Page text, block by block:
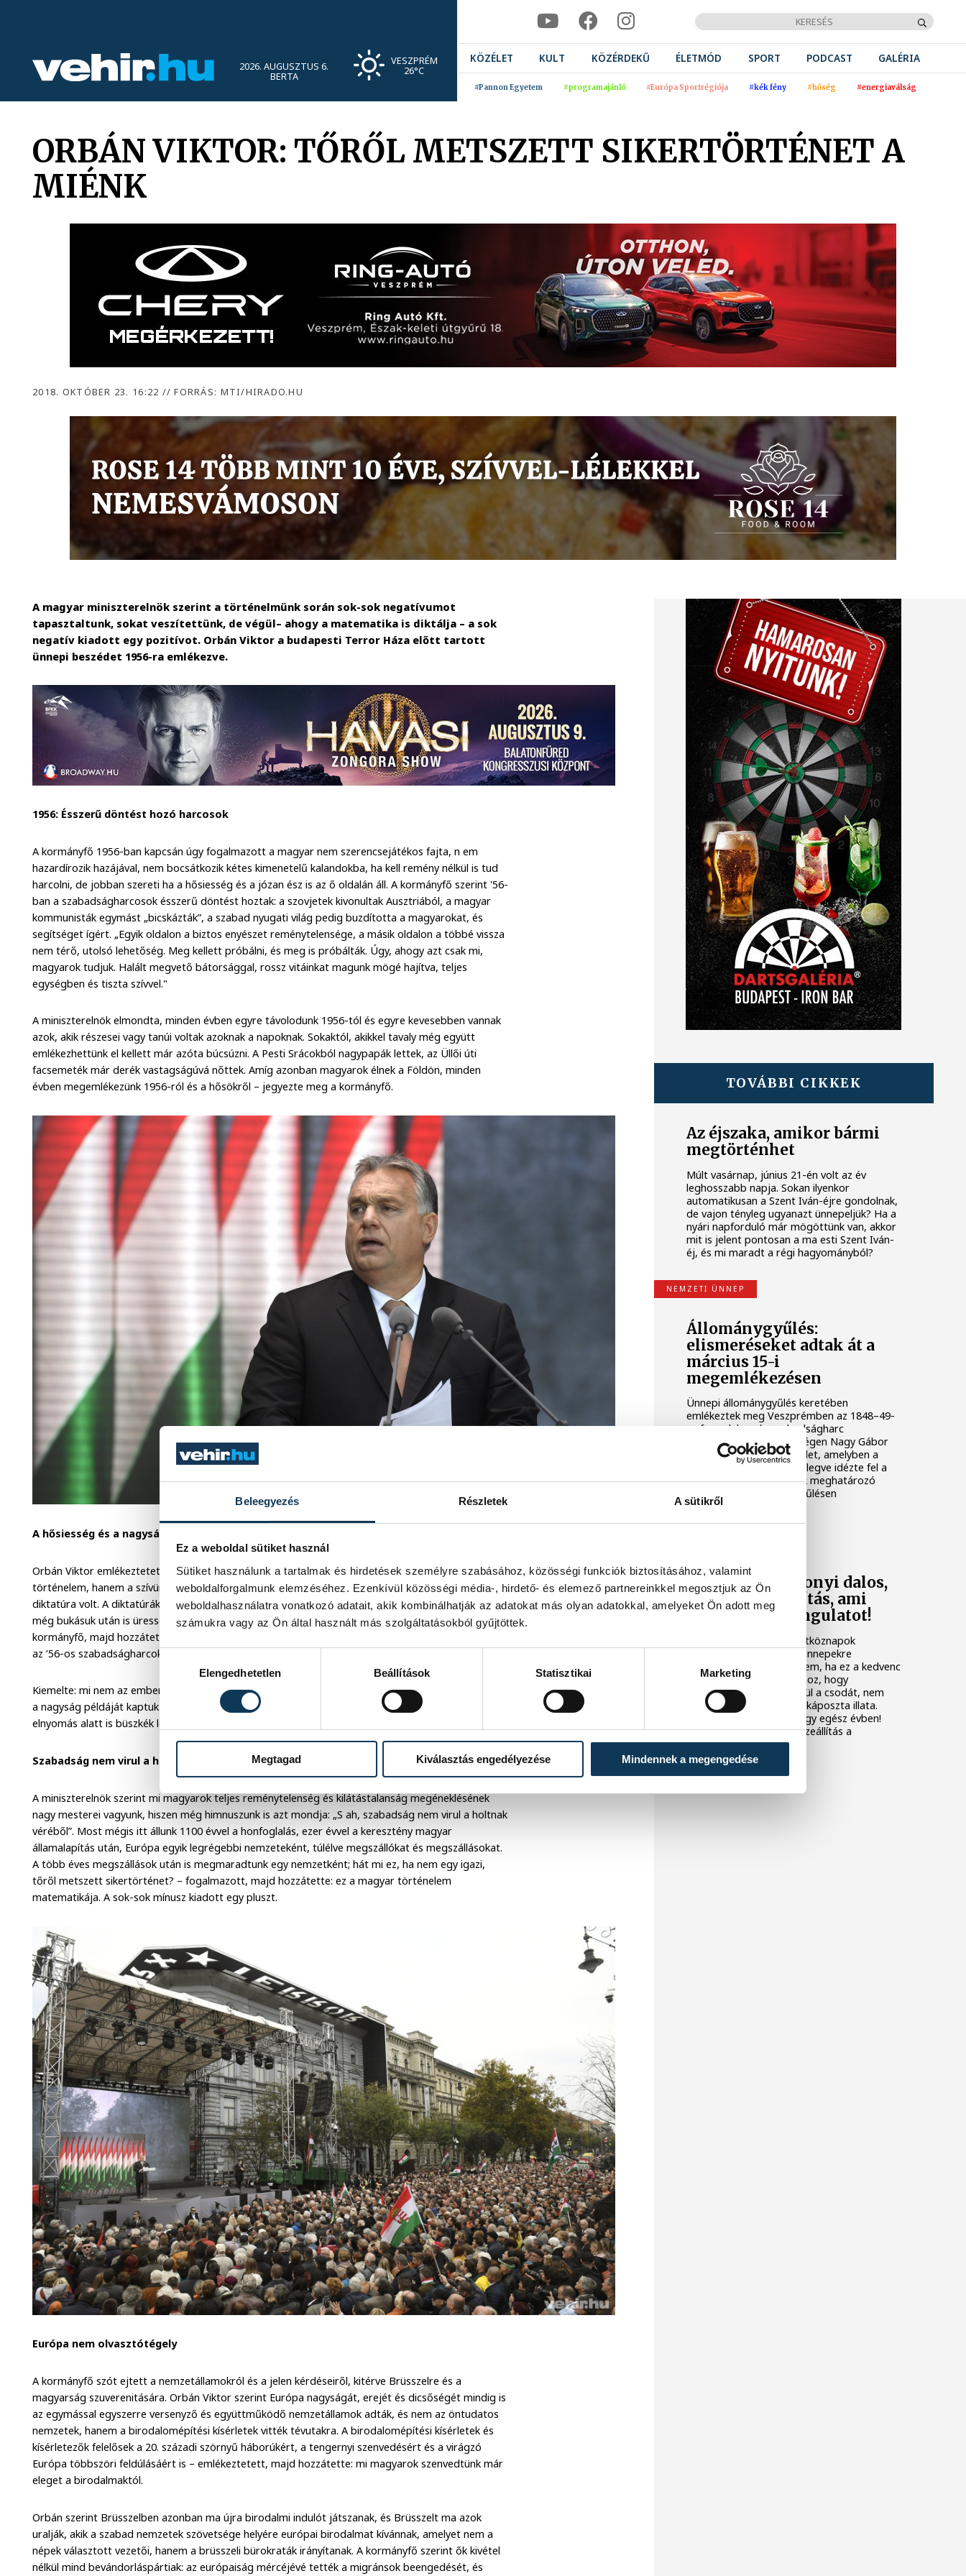
Beleegyezés Részletek A sütikről
Ez a weboldal sütiket használ
Sütiket használunk a tartalmak és hirdetések személyre szabásához, közösségi funkciók biztosításához, valamint
weboldalforgalmunk elemzéséhez. Ezenkívül közösségi média-, hirdető- és elemező partnereinkkel megosztjuk az Ön
weboldalhasználatra vonatkozó adatait, akik kombinálhatják az adatokat más olyan adatokkal, amelyeket Ön adott meg
számukra vagy az Ön által használt más szolgáltatásokból gyűjtöttek.
Hozzájárulás kiválasztása
Elengedhetetlen
Beállítások Statisztikai Marketing
Megtagad Kiválasztás engedélyezése Mindennek a megengedése
2026. AUGUSZTUS 6.
BERTA
VESZPRÉM
26°C
KÖZÉLET KULT KÖZÉRDEKŰ ÉLETMÓD SPORT PODCAST GALÉRIA
#Pannon Egyetem #programajánló #Európa Sportrégiója #kék fény #hőség #energiaválság
ORBÁN VIKTOR: TŐRŐL METSZETT SIKERTÖRTÉNET A
MIÉNK
2018. OKTÓBER 23. 16:22 // FORRÁS: MTI/HIRADO.HU
A magyar miniszterelnök szerint a történelmünk során sok-sok negatívumot
tapasztaltunk, sokat veszítettünk, de végül– ahogy a matematika is diktálja – a sok
negatív kiadott egy pozitívot. Orbán Viktor a budapesti Terror Háza előtt tartott
ünnepi beszédet 1956-ra emlékezve.
1956: Ésszerű döntést hozó harcosok
A kormányfő 1956-ban kapcsán úgy fogalmazott a magyar nem szerencsejátékos fajta, n em
hazardírozik hazájával, nem bocsátkozik kétes kimenetelű kalandokba, ha kell remény nélkül is tud
harcolni, de jobban szereti ha a hősiesség és a józan ész is az ő oldalán áll. A kormányfő szerint '56-
ban a szabadságharcosok ésszerű döntést hoztak: a szovjetek kivonultak Ausztriából, a magyar
kommunisták egymást „bicskázták”, a szabad nyugati világ pedig buzdította a magyarokat, és
segítséget ígért. „Egyik oldalon a biztos enyészet reménytelensége, a másik oldalon a többé vissza
nem térő, utolsó lehetőség. Meg kellett próbálni, és meg is próbálták. Úgy, ahogy azt csak mi,
magyarok tudjuk. Halált megvető bátorsággal, rossz vitáinkat magunk mögé hajítva, teljes
egységben és tiszta szívvel."
A miniszterelnök elmondta, minden évben egyre távolodunk 1956-tól és egyre kevesebben vannak
azok, akik részesei vagy tanúi voltak azoknak a napoknak. Sokaktól, akikkel tavaly még együtt
emlékezhettünk el kellett már azóta búcsúzni. A Pesti Srácokból nagypapák lettek, az Üllői úti
facsemeték már derék vastagságúvá nőttek. Amíg azonban magyarok élnek a Földön, minden
évben megemlékezünk 1956-ról és a hősökről – jegyezte meg a kormányfő.
A hősiesség és a nagyság példáját kaptuk útravalónak
Orbán Viktor emlékeztetett: jól mondta Faludy György, hogy 1956 nekünk nem emlék és nem
történelem, hanem a szívünk és a gerincünk. Magyarország 1956 után még 34 évig kommunista
diktatúra volt. A diktatúrák rideg mindennapjai általában visszanyesik az emberik méltóságot és
még bukásuk után is üresség, megcsappant életerő és kisszerűség szokott maradni – mondta a
kormányfő, majd hozzátette: ettől menekültünk meg mi magyarok, ettől mentettek meg bennünket
az ’56-os szabadságharcok.
Kiemelte: mi nem az emberi gyengeséget, a meghasonlást, hanem a bátorságot, a hősiességet és
a nagyság példáját kaptuk útravalónak. Csak így lehetett, hogy mi magyarok még a kommunista
elnyomás alatt is büszkék lehessünk hazánkra.
Szabadság nem virul a holtnak véréből
A miniszterelnök szerint mi magyarok teljes reménytelenség és kilátástalanság megéneklésének
nagy mesterei vagyunk, hiszen még himnuszunk is azt mondja: „S ah, szabadság nem virul a holtnak
véréből”. Most mégis itt állunk 1100 évvel a honfoglalás, ezer évvel a keresztény magyar
államalapítás után, Európa egyik legrégebbi nemzeteként, túlélve megszállókat és megszállásokat.
A több éves megszállások után is megmaradtunk egy nemzetként; hát mi ez, ha nem egy igazi,
tőről metszett sikertörténet? – fogalmazott, majd hozzátette: ez a magyar történelem
matematikája. A sok-sok mínusz kiadott egy pluszt.
Európa nem olvasztótégely
A kormányfő szót ejtett a nemzetállamokról és a jelen kérdéseiről, kitérve Brüsszelre és a
magyarság szuverenitására. Orbán Viktor szerint Európa nagyságát, erejét és dicsőségét mindig is
az egymással egyszerre versenyző és együttműködő nemzetállamok adták, és nem az öntudatos
nemzetek, hanem a birodalomépítési kísérletek vitték tévutakra. A birodalomépítési kísérletek és
kísérletezők felelősek a 20. századi szörnyű háborúkért, a tengernyi szenvedésért és a virágzó
Európa többszöri feldúlásáért is – emlékeztetett, majd hozzátette: mi magyarok szenvedtünk már
eleget a birodalmaktól.
Orbán szerint Brüsszelben azonban ma újra birodalmi indulót játszanak, és Brüsszelt ma azok
uralják, akik a szabad nemzetek szövetsége helyére európai birodalmat kívánnak, amelyet nem a
népek választott vezetői, hanem a brüsszeli bürokraták irányítanak. A kormányfő szerint ők kivétel
nélkül mind bevándorláspártiak: az európaiság mércéjévé tették a migránsok beengedését, és
TOVÁBBI CIKKEK
Az éjszaka, amikor bármi
megtörténhet
Múlt vasárnap, június 21-én volt az év
leghosszabb napja. Sokan ilyenkor
automatikusan a Szent Iván-éjre gondolnak,
de vajon tényleg ugyanazt ünnepeljük? Ha a
nyári napforduló már mögöttünk van, akkor
mit is jelent pontosan a ma esti Szent Iván-
éj, és mi maradt a régi hagyományból?
NEMZETI ÜNNEP
Állománygyűlés:
elismeréseket adtak át a
március 15-i
megemlékezésen
Ünnepi állománygyűlés keretében
emlékeztek meg Veszprémben az 1848–49-
es forradalom és szabadságharc
eseményeiről. Az ünnepségen Nagy Gábor
ezredes mondott beszédet, amelyben a
korszak hősei előtt tisztelegve idézte fel a
magyar történelem egyik meghatározó
időszakát. Az állománygyűlésen
elismeréseket is átadtak.
Íme egy karácsonyi dalos,
verses összeállítás, ami
meghozza a hangulatot!
Nem mindig könnyű a hétköznapok
rohanásából hirtelen az ünnepekre
hangolódni, még akkor sem, ha ez a kedvenc
időszakunk az évben. Ahhoz, hogy
észrevegyük magunk körül a csodát, nem
elég a bejgli íze, a töltöttkáposzta illata.
Segíthet a kultúra is! Ahogy egész évben!
Jöjjön egy személyes összeállítás a
hangolódáshoz!